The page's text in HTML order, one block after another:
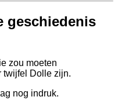
geschiedenis
zou moeten
twijfel Dolle zijn.
nog indruk.